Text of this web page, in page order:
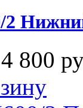
4 800